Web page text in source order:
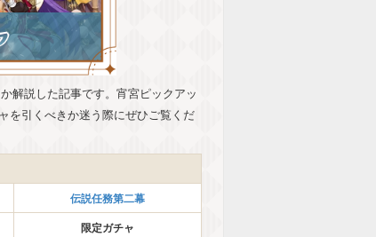
解説した記事です。宵宮ピックアッ
を引くべきか迷う際にぜひご覧くだ
伝説任務第二幕
限定ガチャ